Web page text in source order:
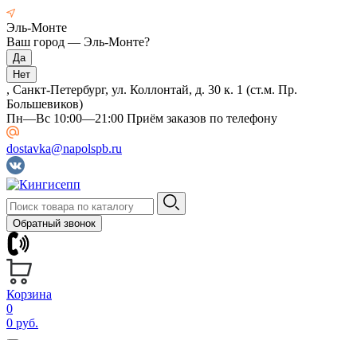
Эль-Монте
Ваш город — Эль-Монте?
, Санкт-Петербург, ул. Коллонтай, д. 30 к. 1 (ст.м. Пр.
Большевиков)
Пн—Вс 10:00—21:00 Приём заказов по телефону
dostavka@napolspb.ru
Обратный звонок
Корзина
0
0 руб.